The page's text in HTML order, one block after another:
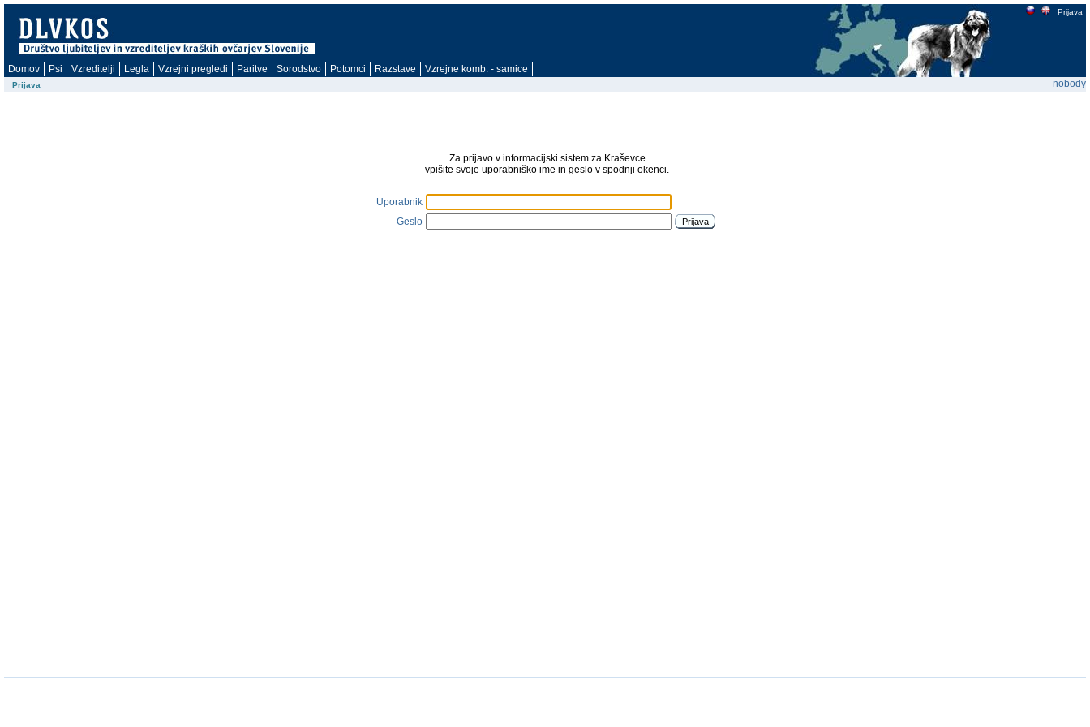
Prijava
Domov Psi Vzreditelji Legla Vzrejni pregledi Paritve Sorodstvo Potomci Razstave Vzrejne komb. - samice
Prijava nobody
Za prijavo v informacijski sistem za Kraševce
vpišite svoje uporabniško ime in geslo v spodnji okenci.
Uporabnik
Geslo
Prijava